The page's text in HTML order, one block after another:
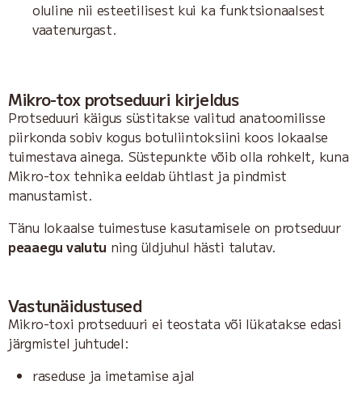
oluline nii esteetilisest kui ka funktsionaalsest
vaatenurgast.
Mikro-tox protseduuri kirjeldus
Protseduuri käigus süstitakse valitud anatoomilisse
piirkonda sobiv kogus botuliintoksiini koos lokaalse
tuimestava ainega. Süstepunkte võib olla rohkelt, kuna
Mikro-tox tehnika eeldab ühtlast ja pindmist
manustamist.
Tänu lokaalse tuimestuse kasutamisele on protseduur
peaaegu valutu ning üldjuhul hästi talutav.
Vastunäidustused
Mikro-toxi protseduuri ei teostata või lükatakse edasi
järgmistel juhtudel:
raseduse ja imetamise ajal